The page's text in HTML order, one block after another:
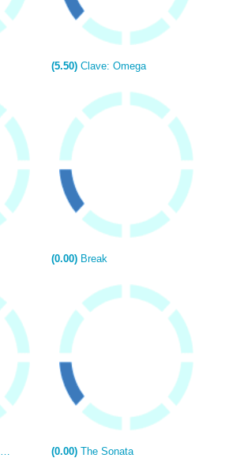
(5.50)Clave: Omega
(0.00) Break
(0.00)The Sonata